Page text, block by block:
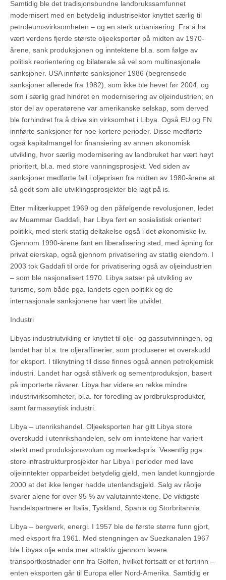
Samtidig ble det tradisjonsbundne landbrukssamfunnet
modernisert med en betydelig industrisektor knyttet særlig til
petroleumsvirksomheten – og en sterk urbanisering. Fra å ha
vært verdens fjerde største oljeeksportør på midten av 1970-
årene, sank produksjonen og inntektene bl.a. som følge av
politisk reorientering og bilaterale så vel som multinasjonale
sanksjoner. USA innførte sanksjoner 1986 (begrensede
sanksjoner allerede fra 1982), som ikke ble hevet før 2004, og
som i særlig grad hindret en modernisering av oljeindustrien; en
stor del av operatørene var amerikanske selskap, som derved
ble forhindret fra å drive sin virksomhet i Libya. Også EU og FN
innførte sanksjoner for noe kortere perioder. Disse medførte
også kapitalmangel for finansiering av annen økonomisk
utvikling, hvor særlig modernisering av landbruket har vært høyt
prioritert, bl.a. med store vanningsprosjekt. Ved siden av
sanksjoner medførte fall i oljeprisen fra midten av 1980-årene at
så godt som alle utviklingsprosjekter ble lagt på is.
Etter militærkuppet 1969 og den påfølgende revolusjonen, ledet
av Muammar Gaddafi, har Libya ført en sosialistisk orientert
politikk, med sterk statlig deltakelse også i det økonomiske liv.
Gjennom 1990-årene fant en liberalisering sted, med åpning for
privat eierskap, også gjennom privatisering av statlig eiendom. I
2003 tok Gaddafi til orde for privatisering også av oljeindustrien
– som ble nasjonalisert 1970. Libya satser på utvikling av
turisme, som både pga. landets egen politikk og de
internasjonale sanksjonene har vært lite utviklet.
Industri
Libyas industriutvikling er knyttet til olje- og gassutvinningen, og
landet har bl.a. tre oljeraffinerier, som produserer et overskudd
for eksport. I tilknytning til disse finnes også annen petrokjemisk
industri. Landet har også stålverk og sementproduksjon, basert
på importerte råvarer. Libya har videre en rekke mindre
industrivirksomheter, bl.a. for foredling av jordbruksprodukter,
samt farmasøytisk industri.
Libya – utenrikshandel. Oljeeksporten har gitt Libya store
overskudd i utenrikshandelen, selv om inntektene har variert
sterkt med produksjonsvolum og markedspris. Vesentlig pga.
store infrastrukturprosjekter har Libya i perioder med lave
oljeinntekter opparbeidet betydelig gjeld, men landet kunngjorde
2000 at det ikke lenger hadde utenlandsgjeld. Salg av råolje
svarer alene for over 95 % av valutainntektene. De viktigste
handelspartnere er Italia, Tyskland, Spania og Storbritannia.
Libya – bergverk, energi. I 1957 ble de første større funn gjort,
med eksport fra 1961. Med stengningen av Suezkanalen 1967
ble Libyas olje enda mer attraktiv gjennom lavere
transportkostnader enn fra Golfen, hvilket fortsatt er et fortrinn –
enten eksporten går til Europa eller Nord-Amerika. Samtidig er